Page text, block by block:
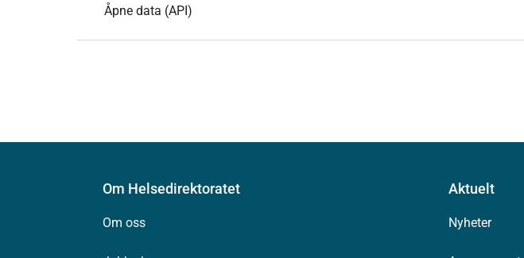
Åpne data (API)
Om Helsedirektoratet
Om oss
Aktuelt
Nyheter